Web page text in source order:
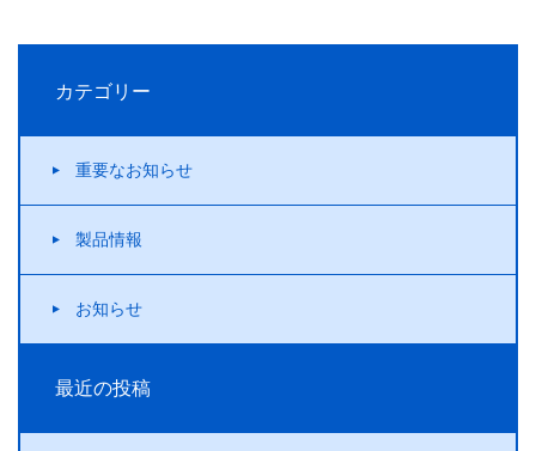
カテゴリー
重要なお知らせ
製品情報
お知らせ
最近の投稿